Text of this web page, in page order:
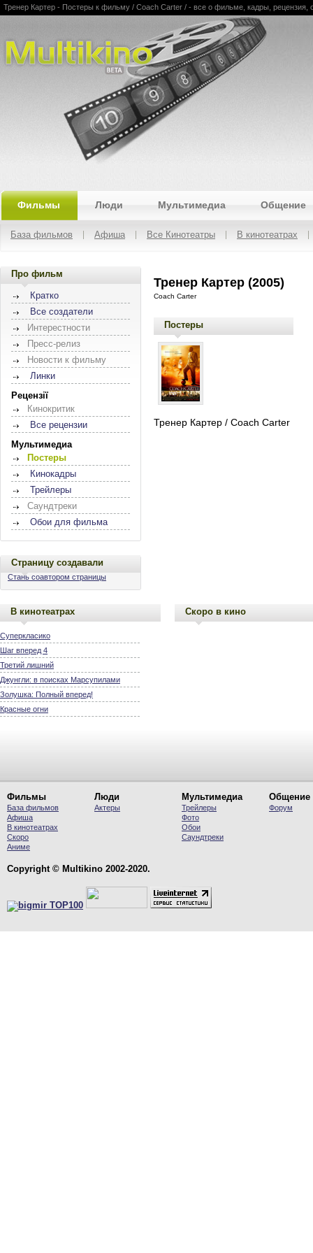
Multikino
Тренер Картер - Постеры к фильму / Coach Carter / - все о фильме, кадры, рецензия,
Фильмы Люди Мультимедиа Общение
База фильмов Афиша Все Кинотеатры В кинотеатрах
Про фильм
Кратко
Все создатели
Интерестности
Пресс-релиз
Новости к фильму
Линки
Рецензії
Кинокритик
Все рецензии
Мультимедиа
Постеры
Кинокадры
Трейлеры
Саундтреки
Обои для фильма
Страницу создавали
Стань соавтором страницы
Тренер Картер (2005)
Coach Carter
Постеры
Тренер Картер / Coach Carter
В кинотеатрах
Суперкласико
Шаг вперед 4
Третий лишний
Джунгли: в поисках Марсупилами
Золушка: Полный вперед!
Красные огни
Скоро в кино
Фильмы
База фильмов
Афиша
В кинотеатрах
Скоро
Аниме
Люди
Актеры
Мультимедиа
Трейлеры
Фото
Обои
Саундтреки
Общение
Форум
Copyright © Multikino 2002-2020.